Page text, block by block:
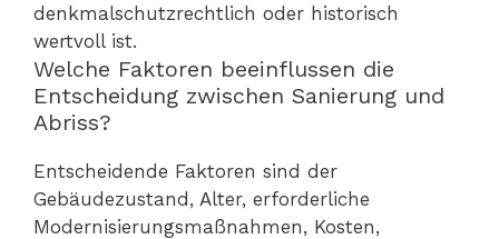
denkmalschutzrechtlich oder historisch
wertvoll ist.
Welche Faktoren beeinflussen die
Entscheidung zwischen Sanierung und
Abriss?
Entscheidende Faktoren sind der
Gebäudezustand, Alter, erforderliche
Modernisierungsmaßnahmen, Kosten,